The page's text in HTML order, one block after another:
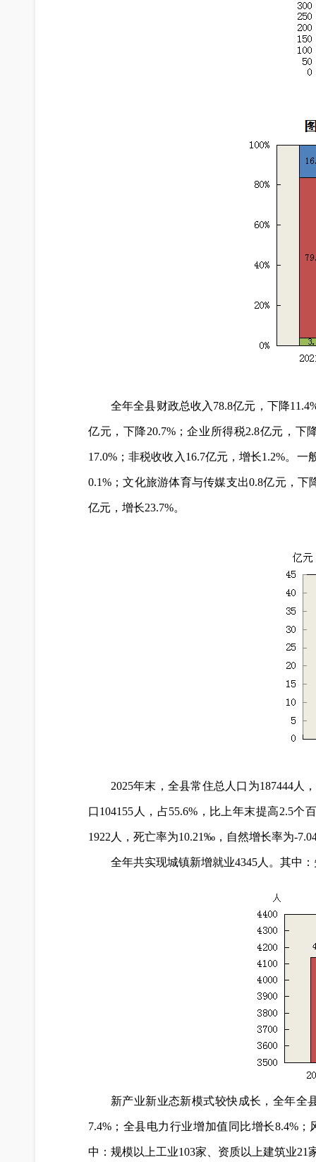
全年全县财政总收入78.8亿元，下降
亿元，下降20.7%；企业所得税2.8亿元，下
17.0%；非税收收入16.7亿元，增长1.2%。
0.1%；文化旅游体育与传媒支出0.8亿元，下
亿元，增长23.7%。
2025年末，全县常住总人口为187444人
口104155人，占55.6%，比上年末提高2.5
1922人，死亡率为10.21‰，自然增长率为-
全年共实现城镇新增就业4345人。其中
新产业新业态新模式较快成长，全年全
7.4%；全县电力行业增加值同比增长8.4%
中：规模以上工业103家、资质以上建筑业